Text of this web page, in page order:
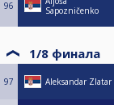
96
Sapozničenko
1/8 финала
97 Aleksandar Zlatar